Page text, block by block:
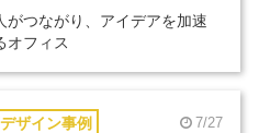
がつながり、アイデアを加速
オフィス
ザイン事例 7/27